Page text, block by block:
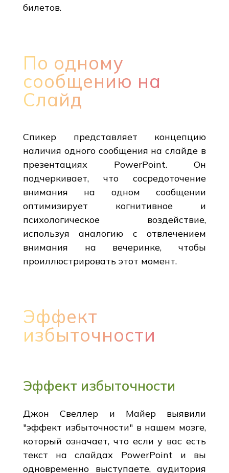
билетов.
По одному
сообщению на
Слайд
Спикер представляет концепцию
наличия одного сообщения на слайде в
презентациях PowerPoint. Он
подчеркивает, что сосредоточение
внимания на одном сообщении
оптимизирует когнитивное и
психологическое воздействие,
используя аналогию с отвлечением
внимания на вечеринке, чтобы
проиллюстрировать этот момент.
Эффект
избыточности
Эффект избыточности
Джон Свеллер и Майер выявили
"эффект избыточности" в нашем мозге,
который означает, что если у вас есть
текст на слайдах PowerPoint и вы
одновременно выступаете, аудитория